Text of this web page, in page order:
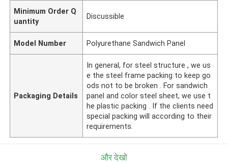
Minimum Order Q
uantity
Discussible
Model Number Polyurethane Sandwich Panel
Packaging Details
In general, for steel structure , we us
e the steel frame packing to keep go
ods not to be broken . For sandwich
panel and color steel sheet, we use t
he plastic packing . If the clients need
special packing will according to their
requirements.
और देखो